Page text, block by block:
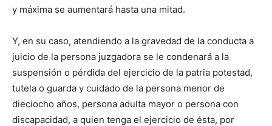
y máxima se aumentará hasta una mitad.
Y, en su caso, atendiendo a la gravedad de la conducta a
juicio de la persona juzgadora se le condenará a la
suspensión o pérdida del ejercicio de la patria potestad,
tutela o guarda y cuidado de la persona menor de
dieciocho años, persona adulta mayor o persona con
discapacidad, a quien tenga el ejercicio de ésta, por